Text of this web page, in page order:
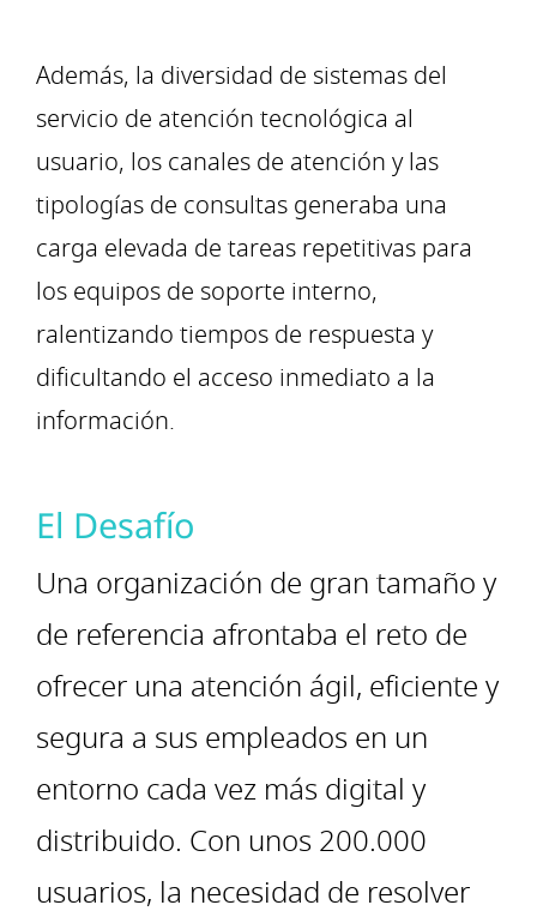
El Desafío
Una organización de gran tamaño y
de referencia afrontaba el reto de
ofrecer una atención ágil, eficiente y
segura a sus empleados en un
entorno cada vez más digital y
distribuido. Con unos 200.000
usuarios, la necesidad de resolver
Además, la diversidad de sistemas del
servicio de atención tecnológica al
usuario, los canales de atención y las
tipologías de consultas generaba una
carga elevada de tareas repetitivas para
los equipos de soporte interno,
ralentizando tiempos de respuesta y
dificultando el acceso inmediato a la
información.